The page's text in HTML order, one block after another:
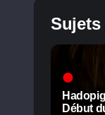
Sujets
Début